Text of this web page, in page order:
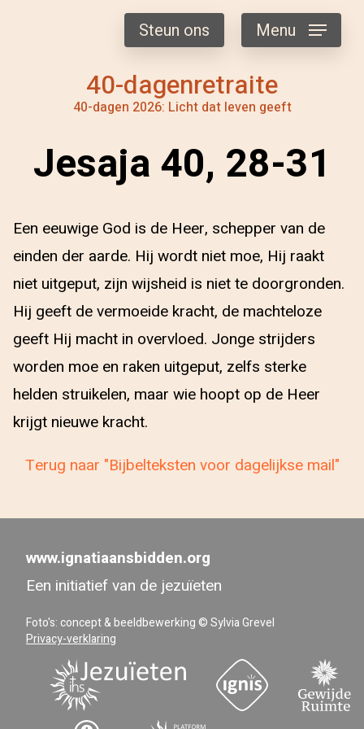
40-dagenretraite
40-dagen 2026: Licht dat leven geeft
Steun ons Menu
Jesaja 40, 28-31
Een eeuwige God is de Heer, schepper van de
einden der aarde. Hij wordt niet moe, Hij raakt
niet uitgeput, zijn wijsheid is niet te doorgronden.
Hij geeft de vermoeide kracht, de machteloze
geeft Hij macht in overvloed. Jonge strijders
worden moe en raken uitgeput, zelfs sterke
helden struikelen, maar wie hoopt op de Heer
krijgt nieuwe kracht.
Terug naar "Bijbelteksten voor dagelijkse mail"
www.ignatiaansbidden.org
Een initiatief van de jezuïeten
Foto's: concept & beeldbewerking © Sylvia Grevel
Privacy-verklaring